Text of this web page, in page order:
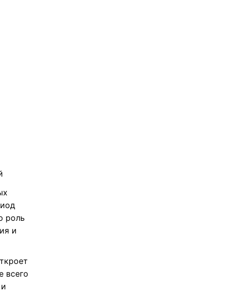
роль
и
всего